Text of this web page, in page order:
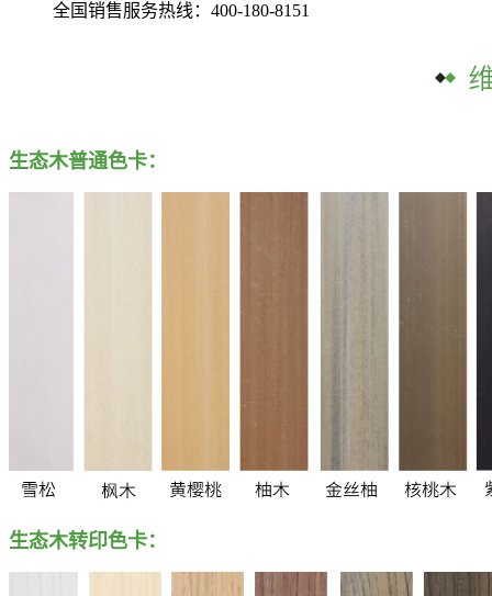
全国销售服务热线： 400-180-8151
生态木普通色卡：
生态木转印色卡：